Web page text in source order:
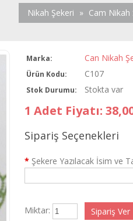
Nikah Şekeri » Cam Nikah
Marka: Can Nikah
Ürün Kodu: C107
Stok Durumu: Stokta var
1 Adet Fiyatı:
Sipariş Seçenekleri
* Şekere Yazılacak İsim ve
Miktar: